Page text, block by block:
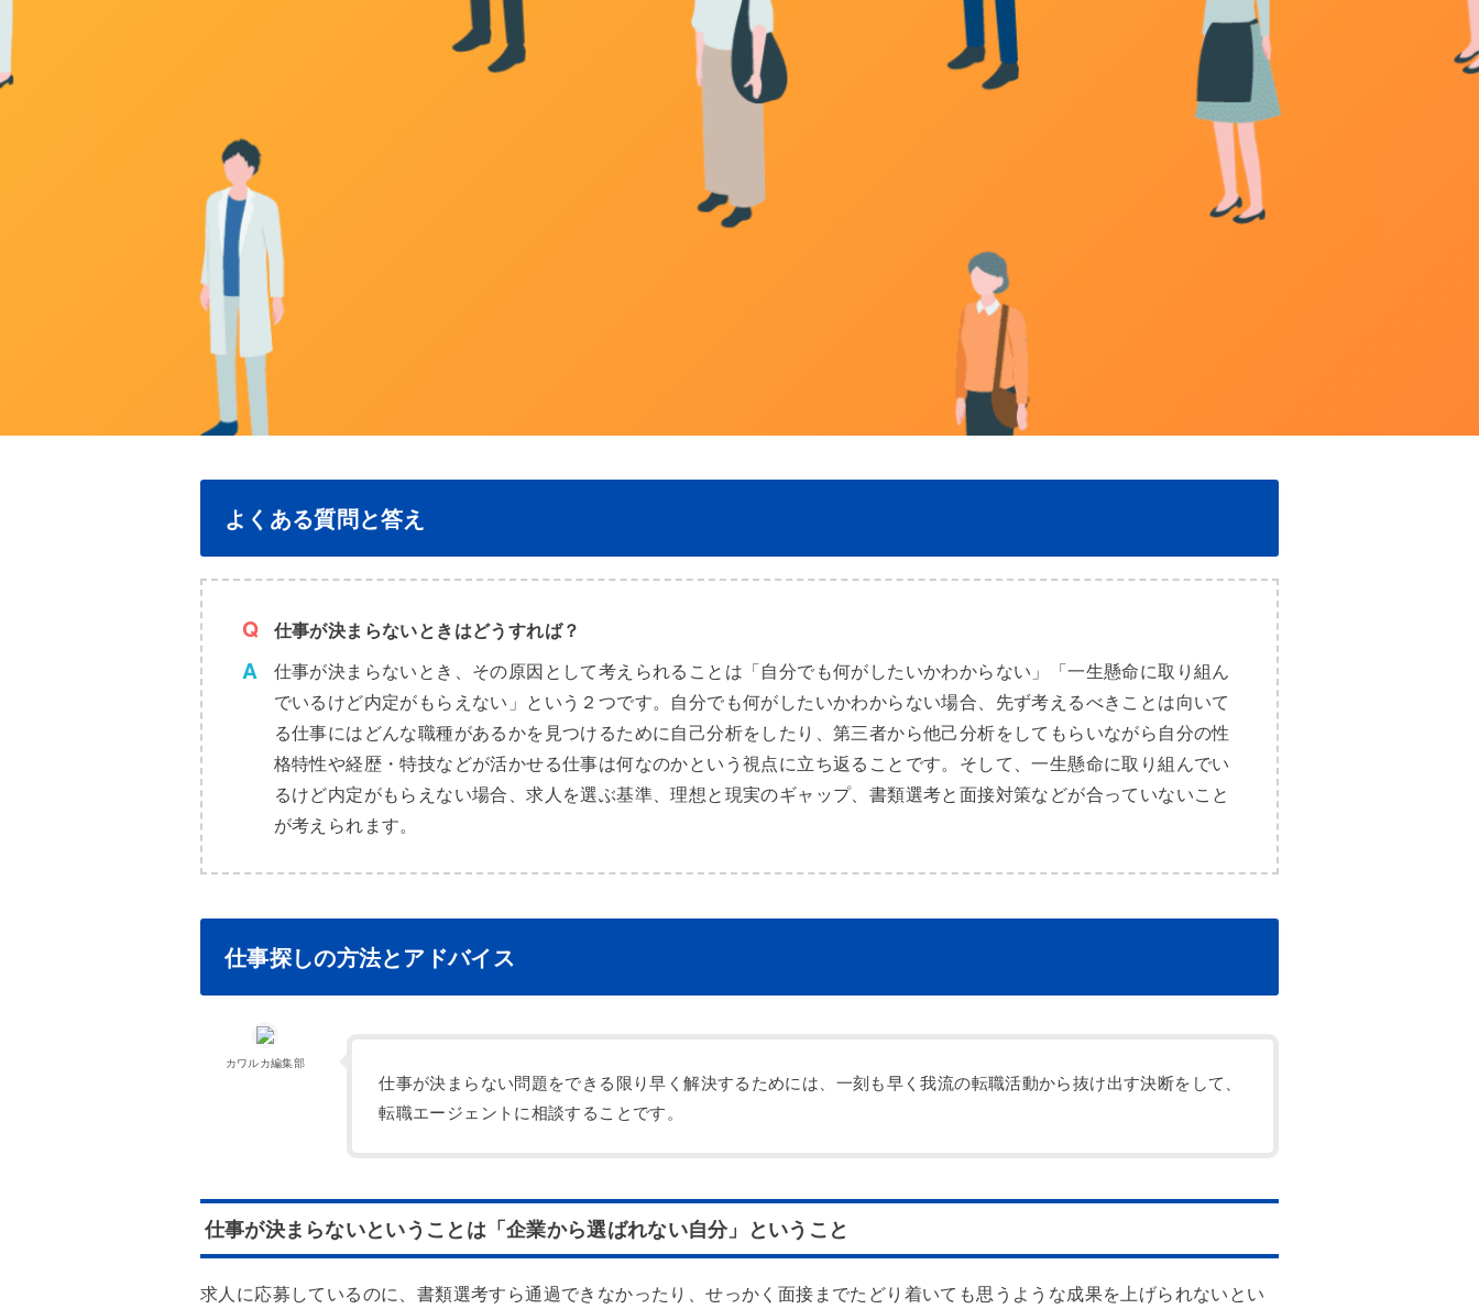
よくある質問と答え
仕事が決まらないときはどうすれば？
仕事が決まらないとき、その原因として考えられることは「自分でも何がしたいかわからない」「一生懸命に取り組ん
でいるけど内定がもらえない」という２つです。自分でも何がしたいかわからない場合、先ず考えるべきことは向いて
る仕事にはどんな職種があるかを見つけるために自己分析をしたり、第三者から他己分析をしてもらいながら自分の性
格特性や経歴・特技などが活かせる仕事は何なのかという視点に立ち返ることです。そして、一生懸命に取り組んでい
るけど内定がもらえない場合、求人を選ぶ基準、理想と現実のギャップ、書類選考と面接対策などが合っていないこと
が考えられます。
仕事探しの方法とアドバイス
カワルカ編集部
仕事が決まらない問題をできる限り早く解決するためには、一刻も早く我流の転職活動から抜け出す決断をして、
転職エージェントに相談することです。
仕事が決まらないということは「企業から選ばれない自分」ということ
求人に応募しているのに、書類選考すら通過できなかったり、せっかく面接までたどり着いても思うような成果を上げられないとい